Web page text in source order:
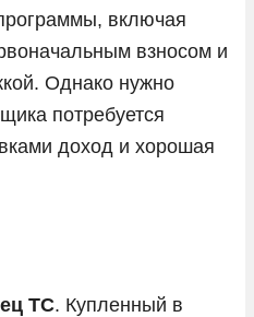
включая
взносом и
Однако нужно
потребуется
доход и хорошая
ТС. Купленный в